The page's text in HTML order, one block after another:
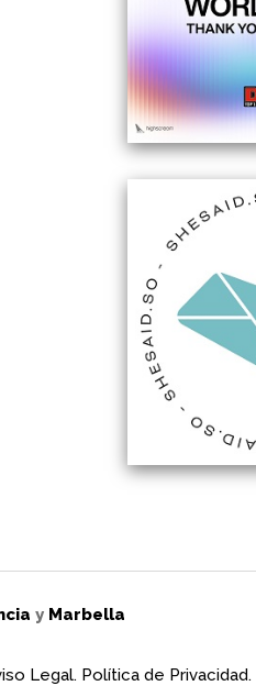
y Marbella
Legal. Política de Privacidad.